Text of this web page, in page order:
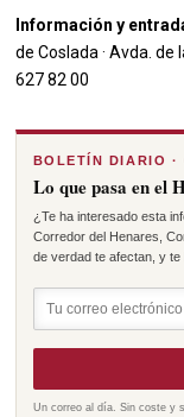
Información y
de Coslada · Avda. de
627 82 00
BOLETÍN DIARIO ·
Lo que pasa en el
¿Te ha interesado esta
Corredor del Henares,
de verdad te afectan, y te
Un correo al día. Sin coste y